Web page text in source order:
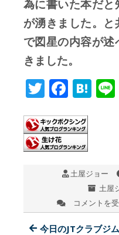
為に書いた本だ
が湧きました。と
で図星の内容が
きました。
T
tt
er
F
e
b
o
o
k
H
土屋ジョー
土屋
今
日
の
コメントを
今日のJTクラブジム